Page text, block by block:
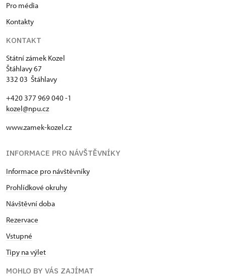
Pro média
Kontakty
KONTAKT
Státní zámek Kozel
Štáhlavy 67
332 03 Štáhlavy
+420 377 969 040 -1
kozel@npu.cz
www.zamek-kozel.cz
INFORMACE PRO NÁVŠTĚVNÍKY
Informace pro návštěvníky
Prohlídkové okruhy
Návštěvní doba
Rezervace
Vstupné
Tipy na výlet
MOHLO BY VÁS ZAJÍMAT